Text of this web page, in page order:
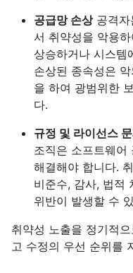
공급망 손상공격자
서 취약성을 악용
상승하거나 시스템
손상된 종속성은
을 하여 광범위한
다.
규정 및 라이선스
조직은 소프트웨어
해결해야 합니다.
비준수, 감사, 법적
위반이 발생할 수
취약성 노출을 정기적
고 수정의 우선 순위를